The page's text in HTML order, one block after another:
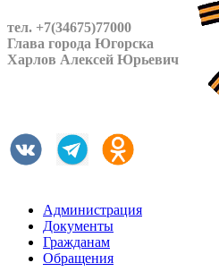
тел. +7(34675)77000
Глава города Югорска
Харлов Алексей Юрьевич
Администрация
Документы
Гражданам
Обращения